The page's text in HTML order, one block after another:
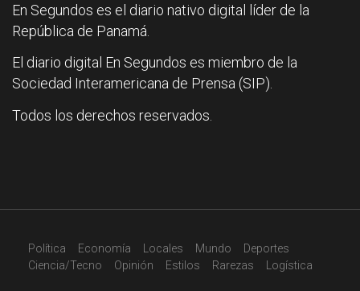
En Segundos es el diario nativo digital líder de la
República de Panamá.
El diario digital En Segundos es miembro de la
Sociedad Interamericana de Prensa (SIP).
Todos los derechos reservados.
Política Economía Locales Mundo
Deportes
Ciencia/Tecno
Opinión Estilos Rarezas Logística